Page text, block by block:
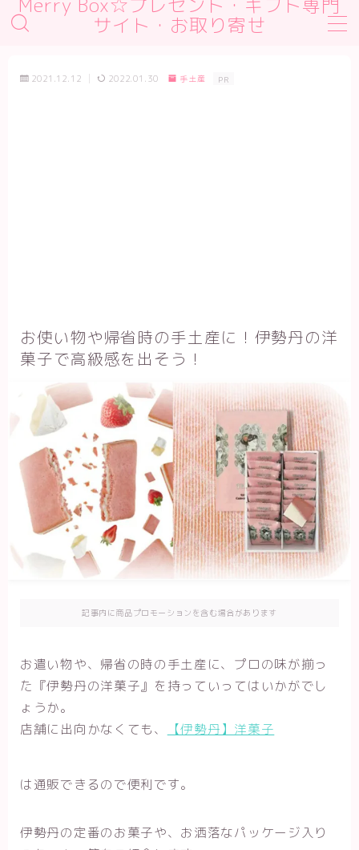
サイト・お取り寄せ
デモプリセット記事 #1
2021.12.12 2022.01.30 手土産 PR
お使い物や帰省時の手土産に！伊勢丹の洋
菓子で高級感を出そう！
記事内に商品プロモーションを含む場合があります
お遣い物や、帰省の時の手土産に、プロの味が揃っ
た『伊勢丹の洋菓子』を持っていってはいかがでし
ょうか。
店舗に出向かなくても、
【伊勢丹】洋菓子
は通販できるので便利です。
伊勢丹の定番のお菓子や、お洒落なパッケージ入り